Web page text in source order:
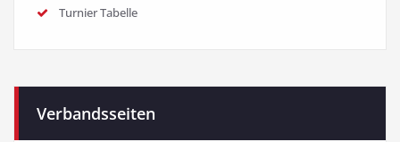
Turnier Tabelle
Verbandsseiten